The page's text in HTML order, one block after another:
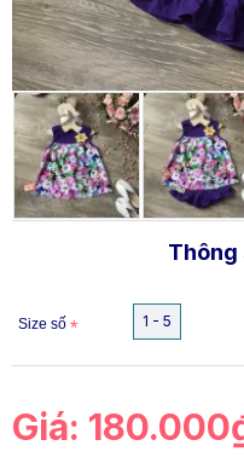
Giá:
Thông
Size số 1 - 5